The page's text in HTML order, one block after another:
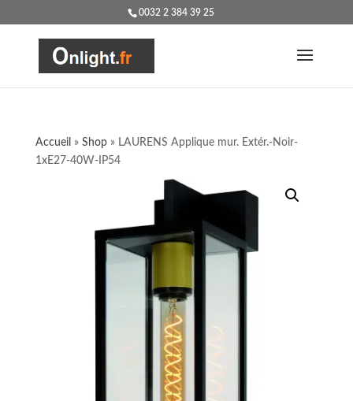
0032 2 384 39 25
Accueil » Shop» LAURENS Applique mur. Extér.-Noir-
1xE27-40W-IP54